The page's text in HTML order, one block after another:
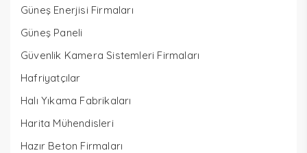
Güneş Enerjisi Firmaları
Güneş Paneli
Güvenlik Kamera Sistemleri Firmaları
Hafriyatçılar
Halı Yıkama Fabrikaları
Harita Mühendisleri
Hazır Beton Firmaları